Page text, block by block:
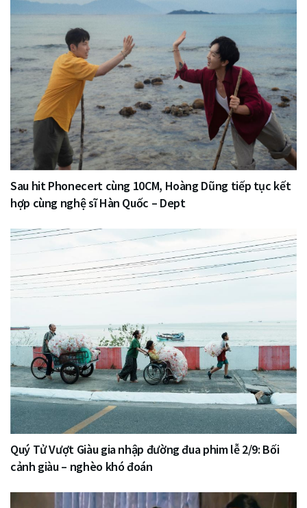
Sau hit Phonecert cùng 10CM, Hoàng Dũng tiếp tục kết
hợp cùng nghệ sĩ Hàn Quốc – Dept
Quý Tử Vượt Giàu gia nhập đường đua phim lễ 2/9: Bối
cảnh giàu – nghèo khó đoán